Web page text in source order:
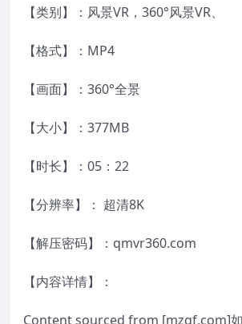
【类别】：风景VR，360°风景VR、
【格式】：MP4
【画面】：360°全景
【大小】：377MB
【时长】：05：22
【分辨率】： 超清8K
【解压密码】：qmvr360.com
【内容详情】：
Content sourced from [mzgf.com]